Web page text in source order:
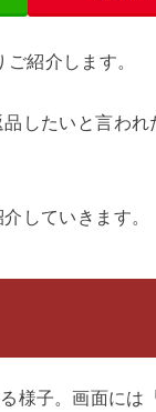
紹介します。
したいと言われ
していきます。